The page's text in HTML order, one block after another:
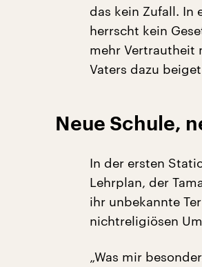
das kein Zufall. In
herrscht kein
mehr Vertrautheit
Vaters dazu
Neue Schule,
In der ersten
Lehrplan, der
ihr unbekannte
nichtreligiösen
„Was mir